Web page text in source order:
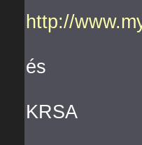
http://
és
KRSA